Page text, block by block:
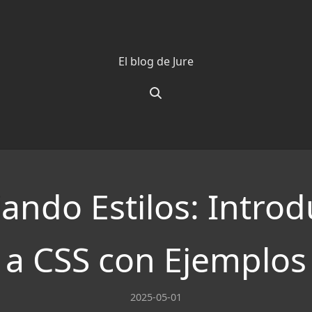
El blog de Jure
Estilos:
a CSS con Ejemplos
2025-05-01